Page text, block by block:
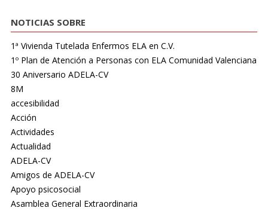
NOTICIAS SOBRE
1ª Vivienda Tutelada Enfermos ELA en C.V.
1º Plan de Atención a Personas con ELA Comunidad Valenciana
30 Aniversario ADELA-CV
8M
accesibilidad
Acción
Actividades
Actualidad
ADELA-CV
Amigos de ADELA-CV
Apoyo psicosocial
Asamblea General Extraordinaria